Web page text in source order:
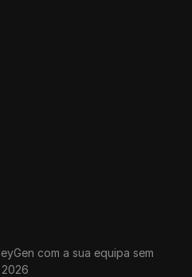
com a sua equipa sem